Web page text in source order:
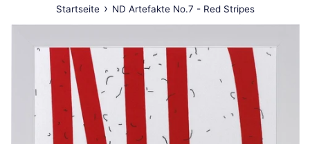
Startseite › ND Artefakte No.7 - Red Stripes